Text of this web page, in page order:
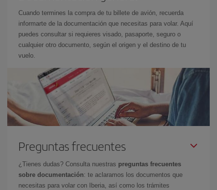
Cuando termines la compra de tu billete de avión, recuerda
informarte de la documentación que necesitas para volar. Aquí
puedes consultar si requieres visado, pasaporte, seguro o
cualquier otro documento, según el origen y el destino de tu
vuelo.
Preguntas frecuentes
¿Tienes dudas? Consulta nuestras preguntas frecuentes
sobre documentación: te aclaramos los documentos que
necesitas para volar con Iberia, así como los trámites